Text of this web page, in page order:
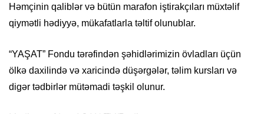
Həmçinin qaliblər və bütün marafon iştirakçıları müxtəlif
qiymətli hədiyyə, mükafatlarla təltif olunublar.
“YAŞAT” Fondu tərəfindən şəhidlərimizin övladları üçün
ölkə daxilində və xaricində düşərgələr, təlim kursları və
digər tədbirlər mütəmadi təşkil olunur.